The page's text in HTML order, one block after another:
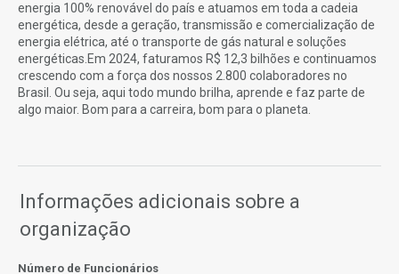
energia 100% renovável do país e atuamos em toda a cadeia
energética, desde a geração, transmissão e comercialização de
energia elétrica, até o transporte de gás natural e soluções
energéticas.Em 2024, faturamos R$ 12,3 bilhões e continuamos
crescendo com a força dos nossos 2.800 colaboradores no
Brasil. Ou seja, aqui todo mundo brilha, aprende e faz parte de
algo maior. Bom para a carreira, bom para o planeta.
Informações adicionais sobre a
organização
Número de Funcionários